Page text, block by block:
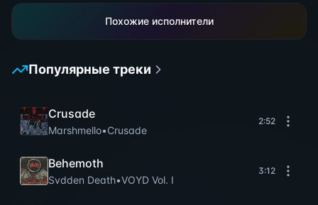
Похожие исполнители
Популярные треки
Crusade
Marshmello•Crusade
2:52
Behemoth
Svdden Death•VOYD Vol. I
3:12